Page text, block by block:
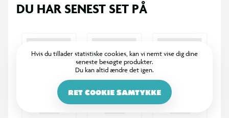
DU HAR SENEST SET PÅ
Hvis du tillader statistiske cookies, kan vi nemt vise dig dine
seneste besøgte produkter.
Du kan altid ændre det igen.
RET COOKIE SAMTYKKE